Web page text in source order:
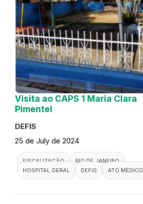
Visita ao CAPS 1 Maria Clara
Pimentel
DEFIS
25 de July de 2024
FISCALIZAÇÃO
RIO DE JANEIRO
HOSPITAL GERAL
DEFIS ATO MÉDICO